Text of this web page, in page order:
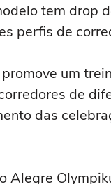
tem drop
perfis de
um
de
das
Alegre